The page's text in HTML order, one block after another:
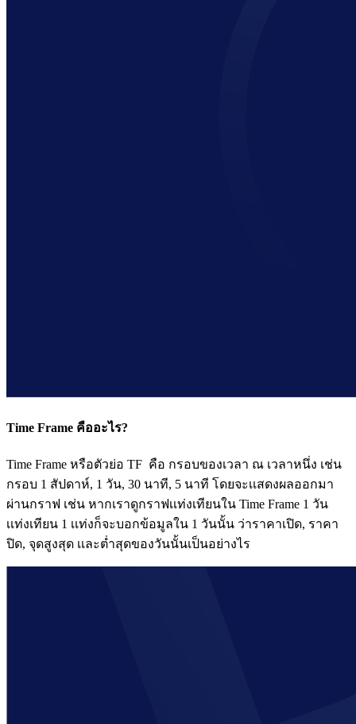
Time Frame คืออะไร?
Time Frame หรือตัวย่อ TF คือ กรอบของเวลา ณ เวลาหนึ่ง เช่น
กรอบ 1 สัปดาห์, 1 วัน, 30 นาที, 5 นาที โดยจะเเสดงผลออกมา
ผ่านกราฟ เช่น หากเราดูกราฟเเท่งเทียนใน Time Frame 1 วัน
เเท่งเทียน 1 เเท่งก็จะบอกข้อมูลใน 1 วันนั้น ว่าราคาเปิด, ราคา
ปิด, จุดสูงสุด เเละต่ำสุดของวันนั้นเป็นอย่างไร